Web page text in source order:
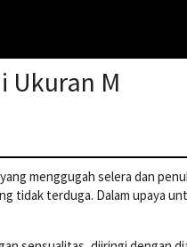
Ukuran M
menggugah selera dan
tidak terduga. Dalam upaya